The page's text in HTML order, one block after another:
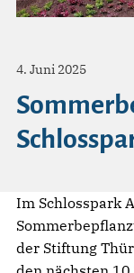
4. Juni 2025
Im Schlosspark
der Stiftung